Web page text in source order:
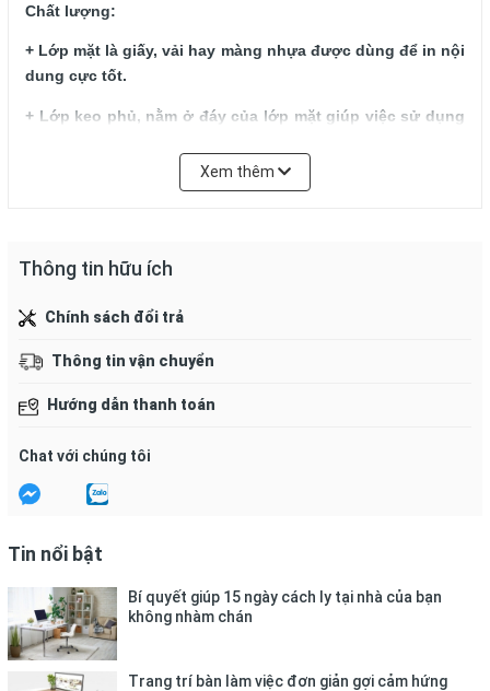
Chất lượng:
+ Lớp mặt là giấy, vải hay màng nhựa được dùng để in nội
dung cực tốt.
+ Lớp keo phủ, nằm ở đáy của lớp mặt giúp việc sử dụng
+ Lớp silicon (hay PE- silicon) với tác dụng không cho
giấy Kraft hay Glassine.
Xuất xứ:  Việt Nam
Đóng  gói: 10 tờ / 1 xấp.
- Tránh xa nguồn nhiệt, dầu mỡ, chất lỏng.
- Tránh để giấy những nơi ẩm thấp hay nơi gần nguồn
thể gây biến dạng Decal.
+ Giấy dán nhãn Tomy 109: Kích thước 12x37mm,
miếng nhỏ.
Xem thêm
Thông tin hữu ích
Chính sách đổi trả
Thông tin vận chuyển
Hướng dẫn thanh toán
Chat với chúng tôi
Tin nổi bật
Bí quyết giúp 15 ngày cách ly tại nhà của bạn
không nhàm chán
Trang trí bàn làm việc đơn giản gợi cảm hứng